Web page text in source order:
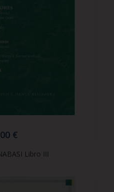
€
Libro III